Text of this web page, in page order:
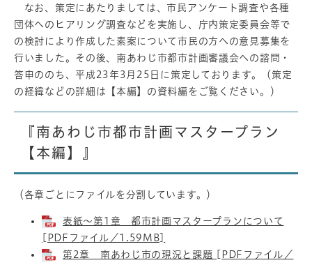
なお、策定にあたりましては、市民アンケート調査や各種
団体へのヒアリング調査などを実施し、庁内策定委員会等で
の検討により作成した素案について市民の方への意見募集を
行いました。その後、南あわじ市都市計画審議会への諮問・
答申ののち、平成23年3月25日に策定しております。（策定
の経緯などの詳細は【本編】の資料編をご覧ください。）
『南あわじ市都市計画マスタープラン
【本編】』
（各章ごとにファイルを分割しています。）
表紙～第1章 都市計画マスタープランについて
[PDFファイル／1.59MB]
第2章 南あわじ市の現況と課題 [PDFファイル／